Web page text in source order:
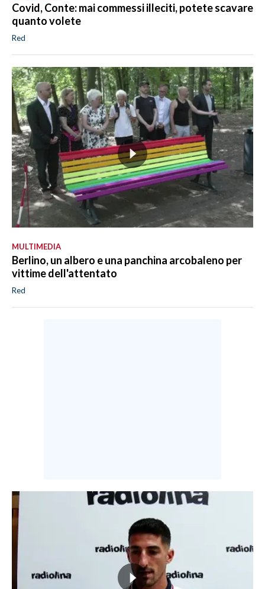
Covid, Conte: mai commessi illeciti, potete scavare
quanto volete
Red
MULTIMEDIA
Berlino, un albero e una panchina arcobaleno per
vittime dell'attentato
Red